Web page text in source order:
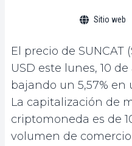
Sitio web
El precio de SUNCAT
USD este lunes, 10
bajando un 5,57% en
La capitalización de
criptomoneda es de
volumen de